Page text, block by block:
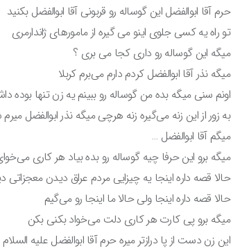
حرم آقا ابوالفضل این گوساله رو قربونی آقا ابوالفضل بکنید
تو راه یه کسی جلوی اینو می گیره از مامورهای ژاندارمری
میگه این گوساله رو داری کجا می بری ؟
میگه نذر آقا ابوالفضل کردم دارم می‌برم کربلا
اونم سنی میگه بده من گوساله رو ببینم یه زن تنها بوده
به زور از این زنه می‌گیره زنه هرچی میگه نذر ابوالفضل
میگم آقا ابوالفضل …
میگه برو این حرفا چیه گوساله رو بده بیاد هر کاری
حالا قصه داره اینجا یه چیزایی مردم عراق دیدن
حالا قصه داره اینجا ولی حالا ما اینجا رو می‌گیم
میگه برو پی کارت هر کاری دلت می‌خواد بکنی بکن
این زن دست از پا درازتر میره حرم آقا ابوالفضل علیه السلام